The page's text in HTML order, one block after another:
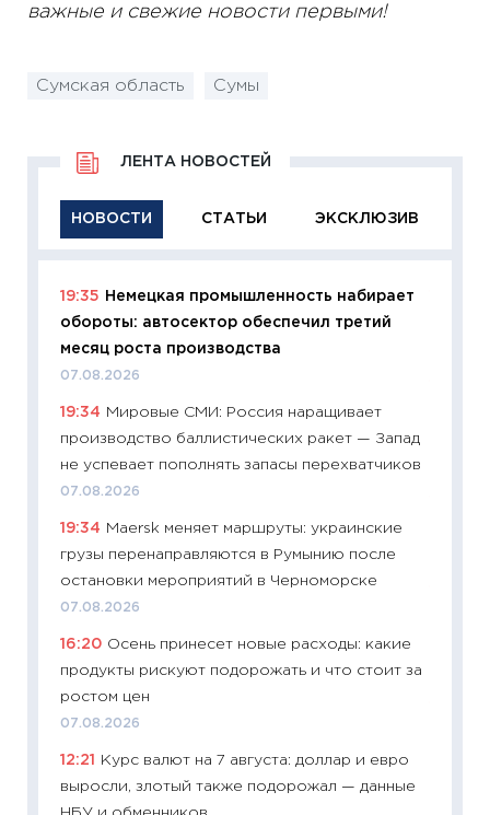
важные и свежие новости первыми!
Сумская область Сумы
НОВОСТИ СТАТЬИ ЭКСКЛЮЗИВ
ЛЕНТА НОВОСТЕЙ
19:35
Немецкая промышленность набирает
обороты: автосектор обеспечил третий
месяц роста производства
07.08.2026
19:34 Мировые СМИ: Россия наращивает
производство баллистических ракет — Запад
не успевает пополнять запасы перехватчиков
07.08.2026
19:34 Maersk меняет маршруты: украинские
грузы перенаправляются в Румынию после
остановки мероприятий в Черноморске
07.08.2026
16:20 Осень принесет новые расходы: какие
продукты рискуют подорожать и что стоит за
ростом цен
07.08.2026
12:21
Курс валют на 7 августа: доллар и евро
выросли, злотый также подорожал — данные